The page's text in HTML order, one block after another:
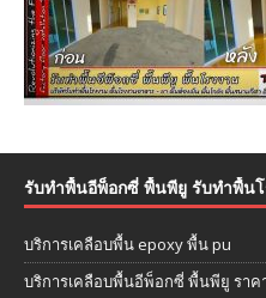
รับทำพื้นอีพ็อกซี่ พื้นพียู รับทำพื้นโ
บริการเคลือบพื้น epoxy พื้น pu
บริการเคลือบพื้นอีพ็อกซี่ พื้นพียู ราค